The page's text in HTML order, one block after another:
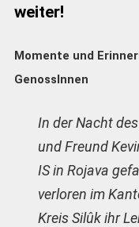
weiter!
Momente und
GenossInnen
In der Nacht
und Freund
IS in Rojava
verloren im
Kreis Silûk ihr